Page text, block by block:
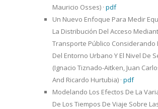
Mauricio Osses) · pdf
Un Nuevo Enfoque Para Medir
La Distribución Del Acceso
Transporte Público Considerando
Del Entorno Urbano Y El Nivel De
(Ignacio Tiznado-Aitken, Juan
And Ricardo Hurtubia) · pdf
Modelando Los Efectos De La
De Los Tiempos De Viaje Sobre